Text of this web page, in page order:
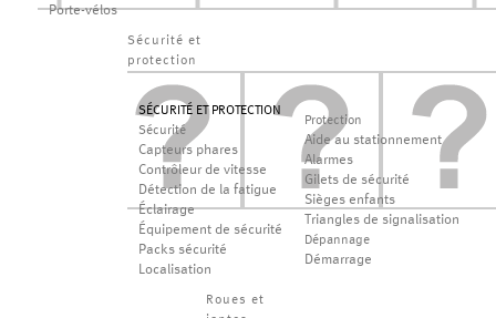
Porte-vélos
Sécurité et
protection
SÉCURITÉ ET PROTECTION
Sécurité
Capteurs phares
Contrôleur de vitesse
Détection de la fatigue
Éclairage
Équipement de sécurité
Packs sécurité
Localisation
Protection
Aide au stationnement
Alarmes
Gilets de sécurité
Sièges enfants
Triangles de signalisation
Dépannage
Démarrage
Roues et